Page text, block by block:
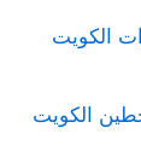
الكويت
الكويت